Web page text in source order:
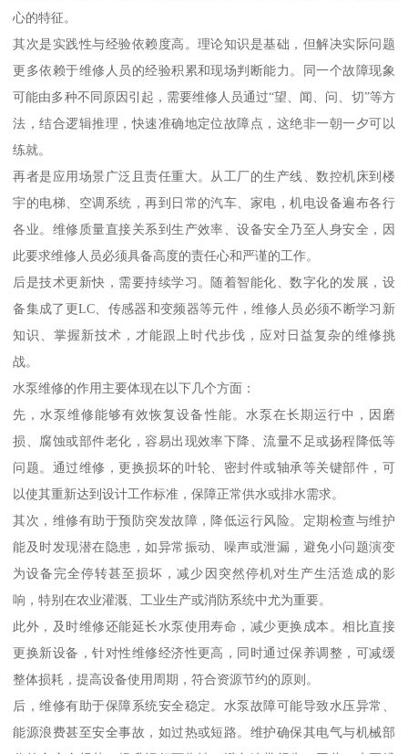
心的特征。
其次是实践性与经验依赖度高。理论知识是基础，但解决实际问题
更多依赖于维修人员的经验积累和现场判断能力。同一个故障现象
可能由多种不同原因引起，需要维修人员通过“望、闻、问、切”等方
法，结合逻辑推理，快速准确地定位故障点，这绝非一朝一夕可以
练就。
再者是应用场景广泛且责任重大。从工厂的生产线、数控机床到楼
宇的电梯、空调系统，再到日常的汽车、家电，机电设备遍布各行
各业。维修质量直接关系到生产效率、设备安全乃至人身安全，因
此要求维修人员必须具备高度的责任心和严谨的工作。
后是技术更新快，需要持续学习。随着智能化、数字化的发展，设
备集成了更LC、传感器和变频器等元件，维修人员必须不断学习新
知识、掌握新技术，才能跟上时代步伐，应对日益复杂的维修挑
战。
水泵维修的作用主要体现在以下几个方面：
先，水泵维修能够有效恢复设备性能。水泵在长期运行中，因磨
损、腐蚀或部件老化，容易出现效率下降、流量不足或扬程降低等
问题。通过维修，更换损坏的叶轮、密封件或轴承等关键部件，可
以使其重新达到设计工作标准，保障正常供水或排水需求。
其次，维修有助于预防突发故障，降低运行风险。定期检查与维护
能及时发现潜在隐患，如异常振动、噪声或泄漏，避免小问题演变
为设备完全停转甚至损坏，减少因突然停机对生产生活造成的影
响，特别在农业灌溉、工业生产或消防系统中尤为重要。
此外，及时维修还能延长水泵使用寿命，减少更换成本。相比直接
更换新设备，针对性维修经济性更高，同时通过保养调整，可减缓
整体损耗，提高设备使用周期，符合资源节约的原则。
后，维修有助于保障系统安全稳定。水泵故障可能导致水压异常、
能源浪费甚至安全事故，如过热或短路。维护确保其电气与机械部